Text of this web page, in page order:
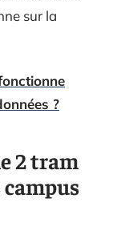
sur la
?
2 tram
campus